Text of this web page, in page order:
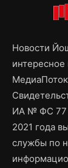
Новости
МедиаПоток
ИА № ФС 77
2021 года
службы по